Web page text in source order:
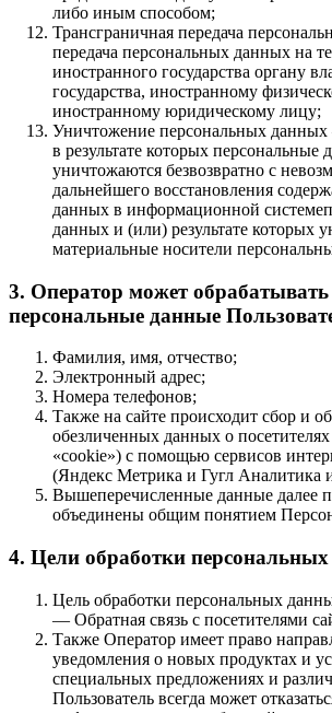
либо иным способом;
Трансграничная передача
передача персональных данных на
иностранного государства органу
государства, иностранному
иностранному юридическому лицу;
Уничтожение персональных данных
в результате которых персональные
уничтожаются безвозвратно с
дальнейшего восстановления
данных в информационной
данных и (или) результате которых
материальные носители
3. Оператор может
персональные данные
Фамилия, имя, отчество;
Электронный адрес;
Номера телефонов;
Также на сайте происходит сбор и
обезличенных данных о
«cookie») с помощью сервисов
(Яндекс Метрика и Гугл Аналитика
Вышеперечисленные данные далее
объединены общим понятием
4. Цели обработки
Цель обработки персональных
— Обратная связь с посетителями
Также Оператор имеет право
уведомления о новых продуктах и
специальных предложениях и
Пользователь всегда может